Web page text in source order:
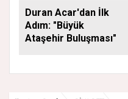
Duran Acar'dan İlk
Adım: "Büyük
Ataşehir Buluşması"